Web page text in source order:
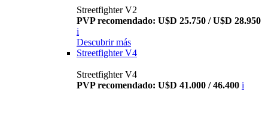
Streetfighter V2
PVP recomendado: U$D 25.750 / U$D 28.950
i
Descubrir más
Streetfighter V4
Streetfighter V4
PVP recomendado: U$D 41.000 / 46.400 i